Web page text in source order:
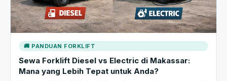
🚚 PANDUAN FORKLIFT
Sewa Forklift Diesel vs Electric di Makassar:
Mana yang Lebih Tepat untuk Anda?